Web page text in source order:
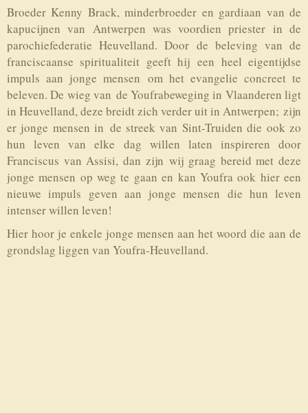
Broeder Kenny Brack, minderbroeder en gardiaan van de
kapucijnen van Antwerpen was voordien priester in de
parochiefederatie Heuvelland. Door de beleving van de
franciscaanse spiritualiteit geeft hij een heel eigentijdse
impuls aan jonge mensen om het evangelie concreet te
beleven. De wieg van de Youfrabeweging in Vlaanderen ligt
in Heuvelland, deze breidt zich verder uit in Antwerpen; zijn
er jonge mensen in de streek van Sint-Truiden die ook zo
hun leven van elke dag willen laten inspireren door
Franciscus van Assisi, dan zijn wij graag bereid met deze
jonge mensen op weg te gaan en kan Youfra ook hier een
nieuwe impuls geven aan jonge mensen die hun leven
intenser willen leven!
Hier hoor je enkele jonge mensen aan het woord die aan de
grondslag liggen van Youfra-Heuvelland.